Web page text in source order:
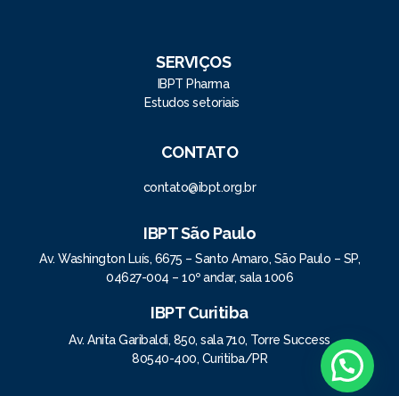
SERVIÇOS
IBPT Pharma
Estudos setoriais
CONTATO
contato@ibpt.org.br
IBPT São Paulo
Av. Washington Luís, 6675 – Santo Amaro, São Paulo – SP,
04627-004 – 10º andar, sala 1006
IBPT Curitiba
Av. Anita Garibaldi, 850, sala 710, Torre Success
80540-400, Curitiba/PR